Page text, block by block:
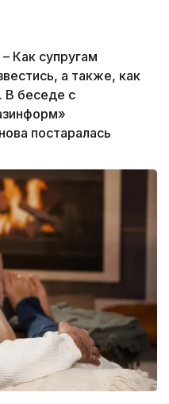
супругам
а также, как
В беседе с
постаралась